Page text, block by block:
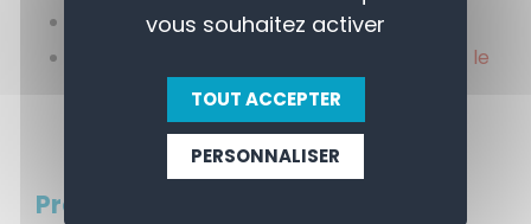
Poids: 0,812 kg
Prix indicatif avant remise: 8,35€ pièce soit le
Produits connexes
vous souhaitez activer
TOUT ACCEPTER
PERSONNALISER